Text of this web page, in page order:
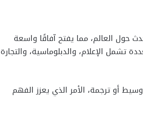
حول العالم، مما يفتح آفاقًا واسعة
تشمل الإعلام، والدبلوماسية، والتجارة
أو ترجمة، الأمر الذي يعزز الفهم